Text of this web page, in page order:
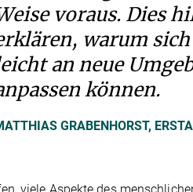
voraus. Dies
warum
an neue
können.
GRABENHORST,